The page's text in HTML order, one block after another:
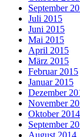
September
Juli 2015
Juni 2015
Mai 2015
April 2015
März 2015
Februar 2015
Januar 2015
Dezember
November
Oktober 2014
September
August 2014